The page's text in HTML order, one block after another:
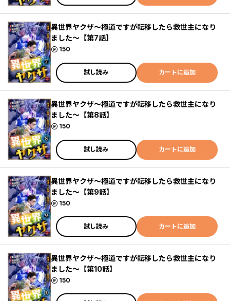
異世界ヤクザ～極道ですが転移したら救世主になり
ました～【第7話】
150
ポイント
試し読み カートに追加
異世界ヤクザ～極道ですが転移したら救世主になり
ました～【第8話】
150
ポイント
試し読み カートに追加
異世界ヤクザ～極道ですが転移したら救世主になり
ました～【第9話】
150
ポイント
試し読み カートに追加
異世界ヤクザ～極道ですが転移したら救世主になり
ました～【第10話】
150
ポイント